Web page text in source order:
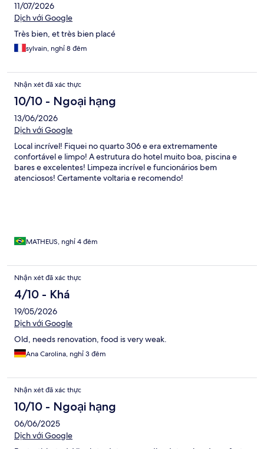
11/07/2026
Dịch với Google
Très bien, et très bien placé
sylvain, nghỉ 8 đêm
Nhận xét đã xác thực
10/10 - Ngoại hạng
13/06/2026
Dịch với Google
Local incrível! Fiquei no quarto 306 e era extremamente
confortável e limpo! A estrutura do hotel muito boa, piscina e
bares e excelentes! Limpeza incrível e funcionários bem
atenciosos! Certamente voltaria e recomendo!
MATHEUS, nghỉ 4 đêm
Nhận xét đã xác thực
4/10 - Khá
19/05/2026
Dịch với Google
Old, needs renovation, food is very weak.
Ana Carolina, nghỉ 3 đêm
Nhận xét đã xác thực
10/10 - Ngoại hạng
06/06/2025
Dịch với Google